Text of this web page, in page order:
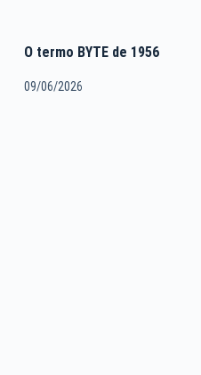
O termo BYTE de 1956
09/06/2026